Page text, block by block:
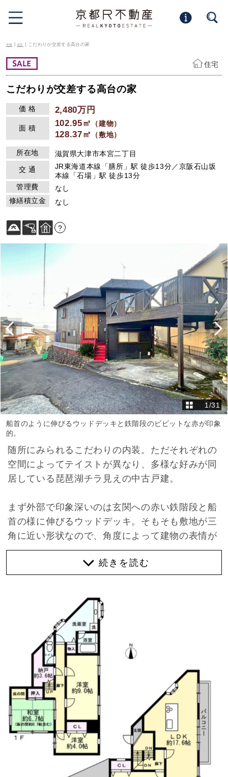
売買 北区 | こだわりが交差する高台の家
住宅
こだわりが交差する高台の家
価 格 2,480万円
面 積 102.95㎡ （建物）
128.37㎡ （敷地）
所在地
滋賀県大津市本宮二丁目
交 通
JR東海道本線「膳所」駅 徒歩13分／京阪石山坂
本線「石場」駅 徒歩13分
管理費
なし
修繕積立金
なし
?
1 /31
船首のように伸びるウッドデッキと鉄階段のビビットな赤が印象
的。
随所にみられるこだわりの内装。ただそれぞれの
空間によってテイストが異なり、多様な好みが同
居している琵琶湖チラ見えの中古戸建。
まず外部で印象深いのは玄関への赤い鉄階段と船
首の様に伸びるウッドデッキ。そもそも敷地が三
角に近い形状なので、角度によって建物の表情が
異なって見えます。築40年以上の建物ですが、
2010年にリノベーションされ、現在もコンディシ
ョンは比較的良さそうな印象。
中二階からスタートする（階段の踊り場に玄関が
あるイメージ）室内は2階にリビングと1室、1階
に3室とサニタリースペースといった構成で、仕
事場や趣味部屋なんかも確保できます。
少し歪な形状のリビングは広くはないものの、そ
れぞれコンパクトにゾーニングがしやすく、回遊
できるキッチンに立てば隣家の合間から琵琶湖の
水面まで望むことも可能。バルコニーに出れば琵
琶湖の花火も見えそうな位置関係です。そして地
下のようで地下でない1階は、1室が大きめにとら
れていて、真ん中に壁を新設すれば分割出来る設